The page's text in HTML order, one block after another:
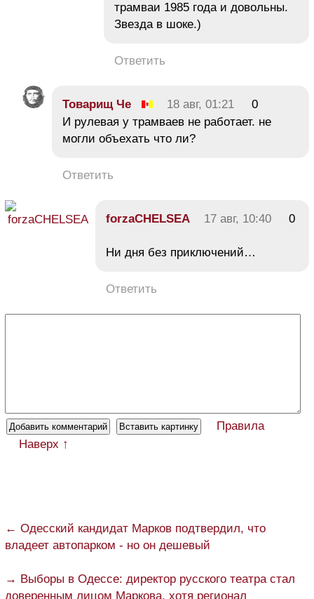
трамваи 1985 года и довольны.
Звезда в шоке.)
Ответить
Товарищ Че 18 авг, 01:21
0
И рулевая у трамваев не работает. не
могли объехать что ли?
Ответить
forzaCHELSEA 17 авг, 10:40 0
Ни дня без приключений…
Ответить
Правила
Наверх ↑
← Одесский кандидат Марков подтвердил, что
владеет автопарком - но он дешевый
→ Выборы в Одессе: директор русского театра стал
доверенным лицом Маркова, хотя регионал